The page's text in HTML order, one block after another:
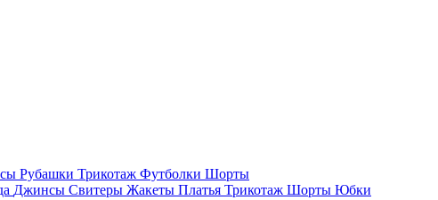
Рубашки Трикотаж Футболки Шорты
Джинсы Свитеры Жакеты Платья Трикотаж Шорты Юбки